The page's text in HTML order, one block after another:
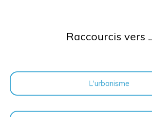
Raccourcis vers ..
L'urbanisme